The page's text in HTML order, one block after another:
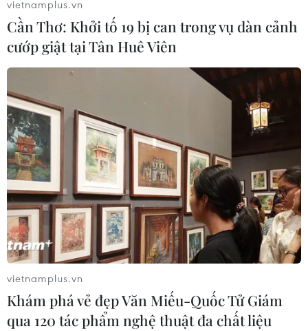
Việt Nam-Australia thúc đẩy tiềm năng
hợp tác về đổi mới sáng tạo
30/06/2023 06:30
Australia-Việt Nam đều có chung mục tiêu đặt nền tảng
cho sự tăng trưởng trong tương lai dựa trên khoa học và
công nghệ, thúc đẩy tiềm năng hợp tác quốc tế trong
đổi mới sáng tạo toàn cầu và khu vực.
vietnamplus.vn
Cần Thơ: Khởi tố 19 bị can trong vụ dàn cảnh
cướp giật tại Tân Huê Viên
vietnamplus.vn
Khám phá vẻ đẹp Văn Miếu-Quốc Tử Giám
qua 120 tác phẩm nghệ thuật đa chất liệu